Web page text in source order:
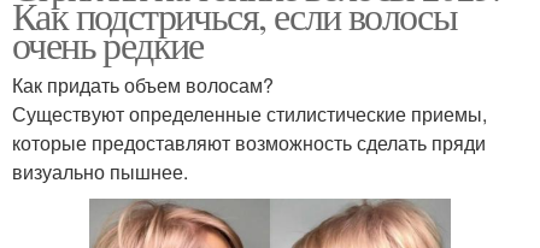
Как подстричься, если волосы
очень редкие
Как придать объем волосам?
Существуют определенные стилистические приемы,
которые предоставляют возможность сделать пряди
визуально пышнее.